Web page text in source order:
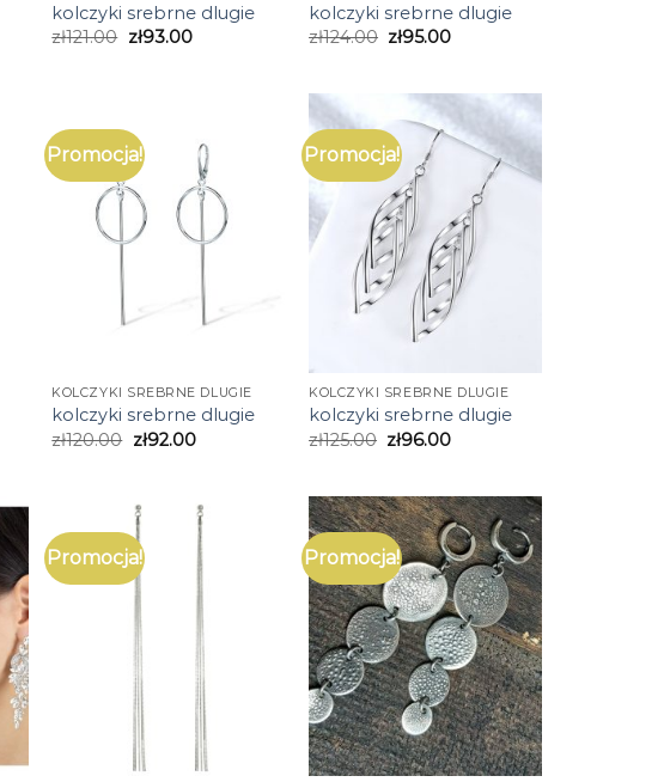
kolczyki srebrne dlugie
zł121.00 zł93.00
kolczyki srebrne dlugie
zł124.00 zł95.00
Promocja!
KOLCZYKI SREBRNE DLUGIE
kolczyki srebrne dlugie
zł120.00 zł92.00
Promocja!
KOLCZYKI SREBRNE DLUGIE
kolczyki srebrne dlugie
zł125.00 zł96.00
Promocja! Promocja!